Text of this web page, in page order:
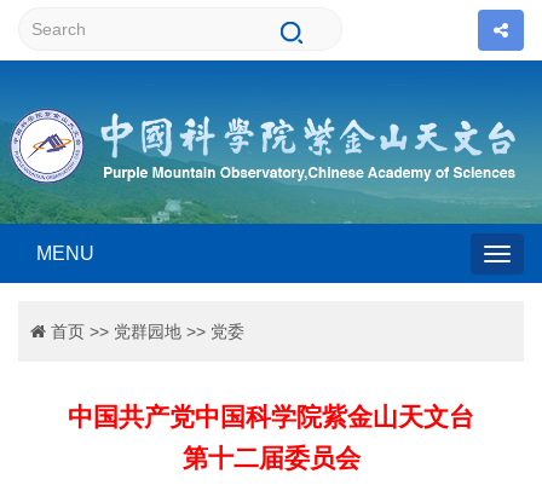
MENU
首页 >> 党群园地 >> 党委
中国共产党中国科学院紫金山天文台
第十二届委员会